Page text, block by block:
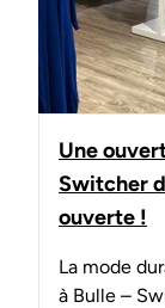
Une
Switcher
ouverte !
La mode
à Bulle –